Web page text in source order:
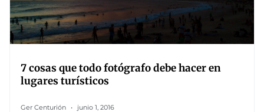
7 cosas que todo fotógrafo debe hacer en
lugares turísticos
Ger Centurión junio 1, 2016